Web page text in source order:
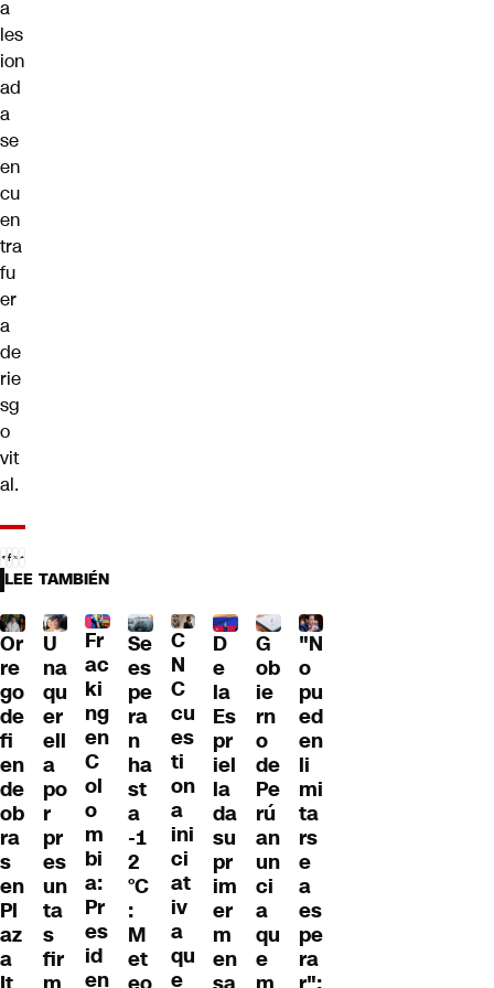
a
les
ion
ad
a
se
en
cu
en
tra
fu
er
a
de
rie
sg
o
vit
al.
LEE TAMBIÉN
Or
re
go
de
fi
en
de
ob
ra
s
en
Pl
az
a
U
na
qu
er
ell
a
po
r
pr
es
un
ta
s
fir
Fr
ac
ki
ng
en
C
ol
o
m
bi
a:
Pr
es
id
en
Se
es
pe
ra
n
ha
st
a
-1
2
°C
:
M
et
C
N
C
cu
es
ti
on
a
ini
ci
at
iv
a
qu
e
D
e
la
Es
pr
iel
la
da
su
pr
im
er
m
en
G
ob
ie
rn
o
de
Pe
rú
an
un
ci
a
qu
e
"N
o
pu
ed
en
li
mi
ta
rs
e
a
es
pe
ra